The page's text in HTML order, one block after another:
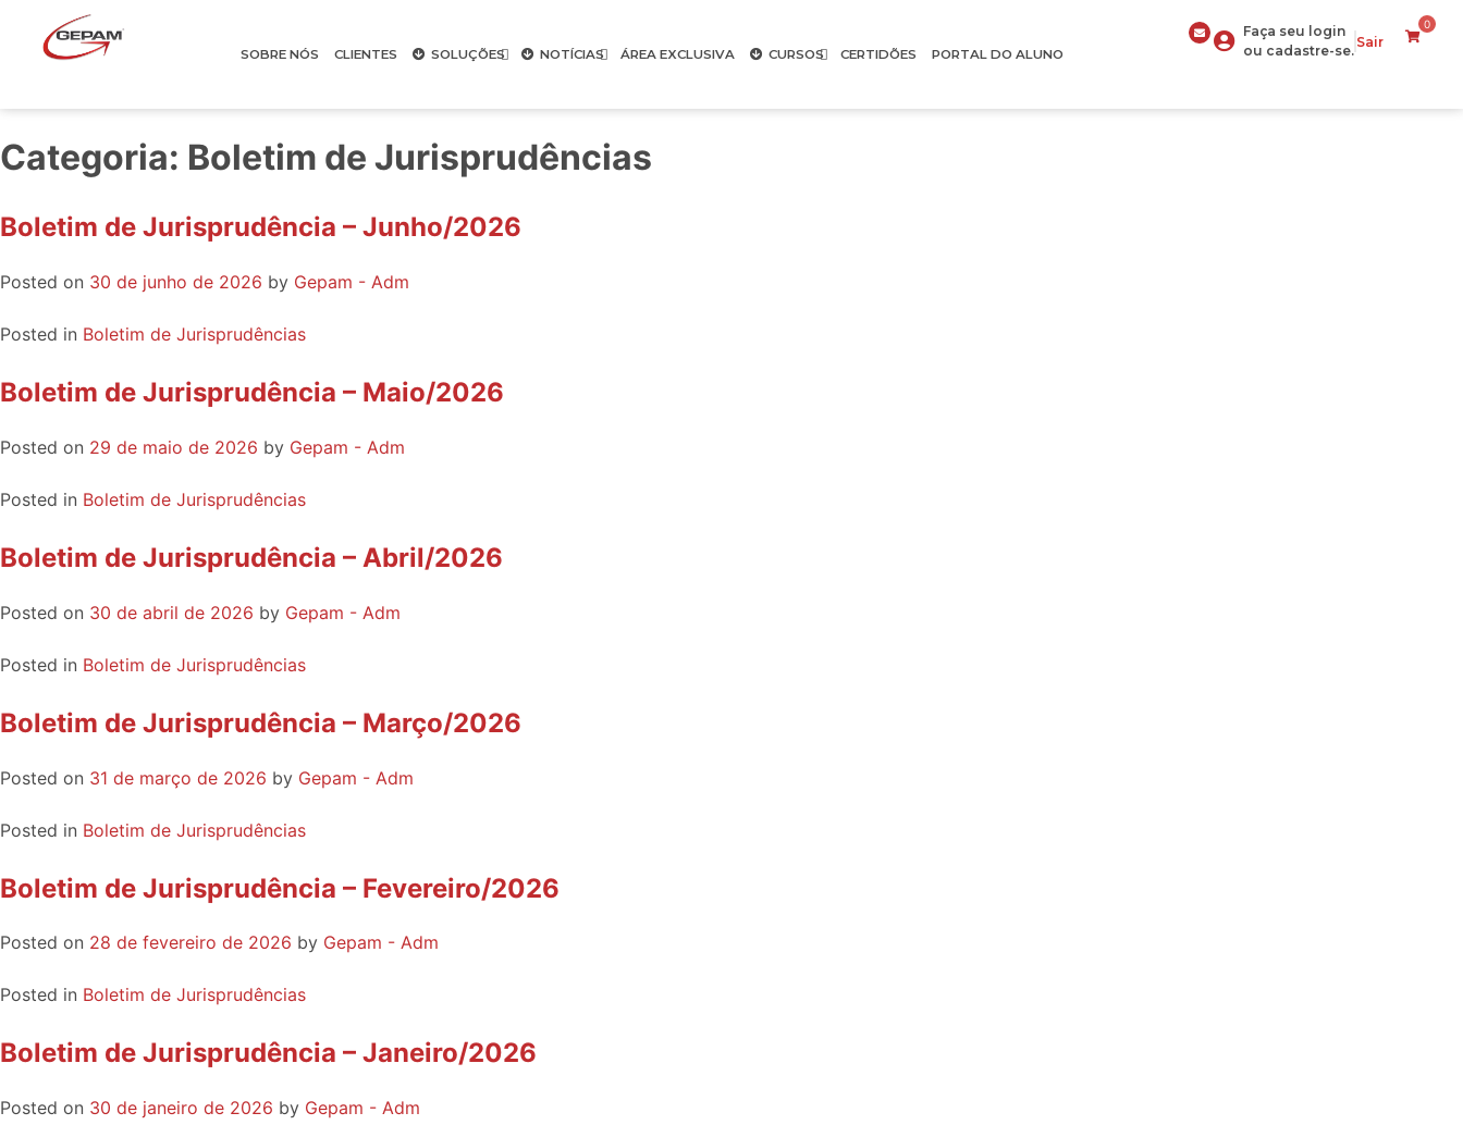
SOBRE NÓS CLIENTES SOLUÇÕES NOTÍCIAS ÁREA EXCLUSIVA CURSOS CERTIDÕES PORTAL DO ALUNO
Faça seu login
ou cadastre-se.
Sair
0
Categoria: Boletim de Jurisprudências
Boletim de Jurisprudência – Junho/2026
Posted on 30 de junho de 2026 by Gepam - Adm
Posted in Boletim de Jurisprudências
Boletim de Jurisprudência – Maio/2026
Posted on 29 de maio de 2026 by Gepam - Adm
Posted in Boletim de Jurisprudências
Boletim de Jurisprudência – Abril/2026
Posted on 30 de abril de 2026 by Gepam - Adm
Posted in Boletim de Jurisprudências
Boletim de Jurisprudência – Março/2026
Posted on 31 de março de 2026 by Gepam - Adm
Posted in Boletim de Jurisprudências
Boletim de Jurisprudência – Fevereiro/2026
Posted on 28 de fevereiro de 2026 by Gepam - Adm
Posted in Boletim de Jurisprudências
Boletim de Jurisprudência – Janeiro/2026
Posted on 30 de janeiro de 2026 by Gepam - Adm